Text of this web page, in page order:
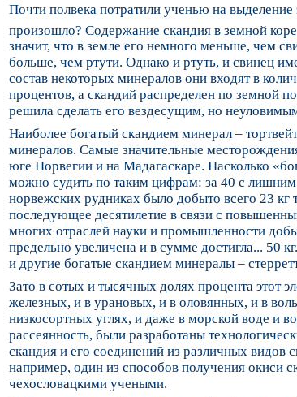
Почти полвека потратили ученью на
произошло? Содержание скандия в земной коре
значит, что в земле его немного меньше, чем
больше, чем ртути. Однако и ртуть, и свинец
состав некоторых минералов они входят в
процентов, а скандий распределен по земной
решила сделать его вездесущим, но
Наиболее богатый скандием минерал –
минералов. Самые значительные
юге Норвегии и на Мадагаскаре. Насколько
можно судить по таким цифрам: за 40 с лишним
норвежских рудниках было добыто всего 23 кг
последующее десятилетие в связи с
многих отраслей науки и промышленности
предельно увеличена и в сумме достигла... 50
и другие богатые скандием минералы –
Зато в сотых и тысячных долях процента этот
железных, и в урановых, и в оловянных, и в
низкосортных углях, и даже в морской воде и
рассеянность, были разработаны
скандия и его соединений из различных видов
например, один из способов получения окиси
чехословацкими учеными.